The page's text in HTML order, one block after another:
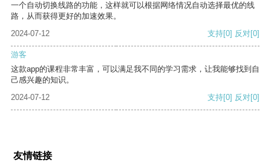
一个自动切换线路的功能，这样就可以根据网络情况自动选择最优的线
路，从而获得更好的加速效果。
2024-07-12
支持[0] 反对[0]
游客
这款app的课程非常丰富，可以满足我不同的学习需求，让我能够找到自
己感兴趣的知识。
2024-07-12
支持[0] 反对[0]
友情链接